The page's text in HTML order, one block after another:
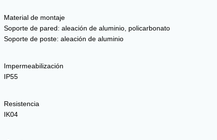
Material de montaje
Soporte de pared: aleación de aluminio, policarbonato
Soporte de poste: aleación de aluminio
Impermeabilización
IP55
Resistencia
IK04